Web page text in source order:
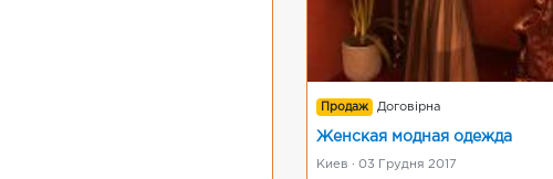
Продаж Договірна
Женская модная одежда
Киев · 03 Грудня 2017